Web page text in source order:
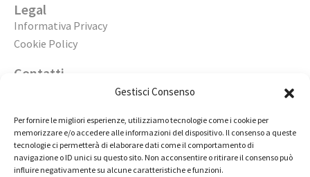
Gestisci Consenso
Per fornire le migliori esperienze, utilizziamo tecnologie come i cookie per
memorizzare e/o accedere alle informazioni del dispositivo. Il consenso a queste
tecnologie ci permetterà di elaborare dati come il comportamento di
navigazione o ID unici su questo sito. Non acconsentire o ritirare il consenso può
influire negativamente su alcune caratteristiche e funzioni.
Legal
Informativa Privacy
Cookie Policy
Contatti
02 98236472
info@immobiliarecasaelite.it